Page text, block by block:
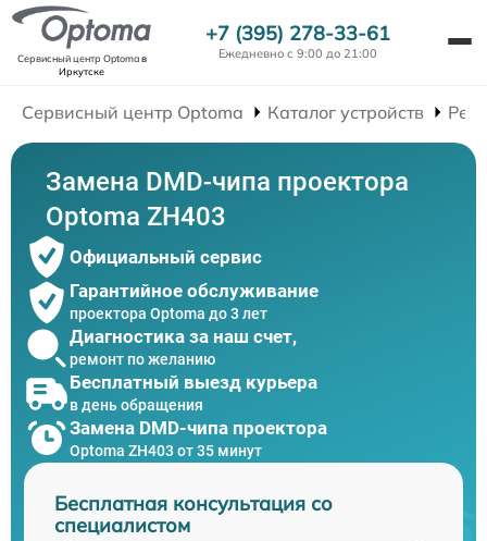
Сервисный центр Optomaв
Иркутске
+7 (395) 278-33-61
Ежедневно с 9:00 до 21:00
Сервисный центр Optoma Каталог устройств
Замена DMD-чипа проектора
Optoma ZH403
Официальный сервис
Гарантийное обслуживание
проектора Optoma до 3 лет
Диагностика за наш счет,
ремонт по желанию
Бесплатный выезд курьера
в день обращения
Замена DMD-чипа проектора
Optoma ZH403 от 35 минут
Бесплатная консультация со
специалистом